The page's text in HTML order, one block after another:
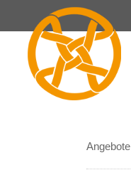
Angebote